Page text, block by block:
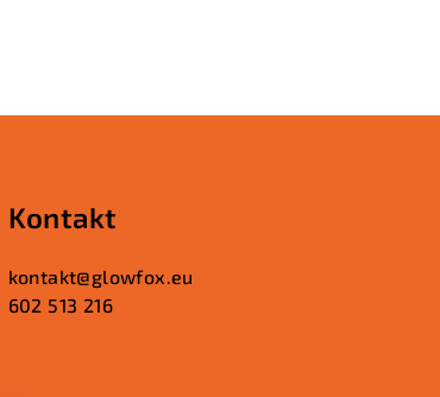
Kontakt
kontakt@glowfox.eu
602 513 216